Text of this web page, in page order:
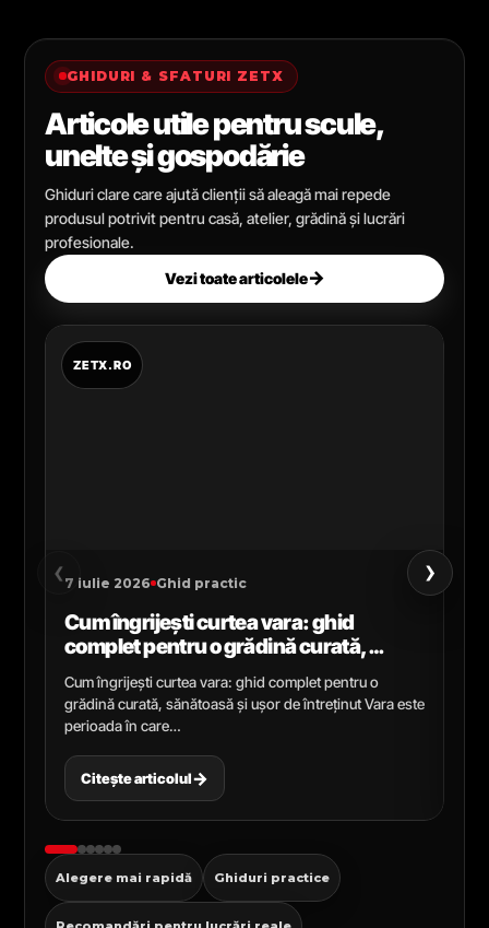
GHIDURI & SFATURI ZETX
Articole utile pentru scule,
unelte și gospodărie
Ghiduri clare care ajută clienții să aleagă mai repede
produsul potrivit pentru casă, atelier, grădină și lucrări
profesionale.
Vezi toate articolele→
‹ 7 iulie 2026 Ghid practic
Cum îngrijești curtea vara: ghid
complet pentru o grădină curată,
sănătoasă și ușor de întreținut
Cum îngrijești curtea vara: ghid complet pentru o
grădină curată, sănătoasă și ușor de întreținut Vara este
perioada în care…
Citește articolul→
›
Alegere mai rapidă Ghiduri practice